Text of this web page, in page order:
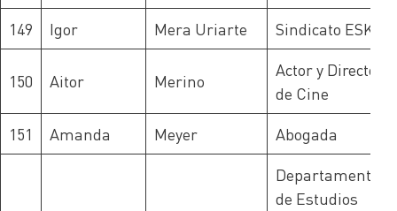
149 Igor Mera Uriarte Sindicato ESK
150 Aitor Merino
Actor y Director
de Cine
151
Amanda Meyer Abogada
Departamento
de Estudios